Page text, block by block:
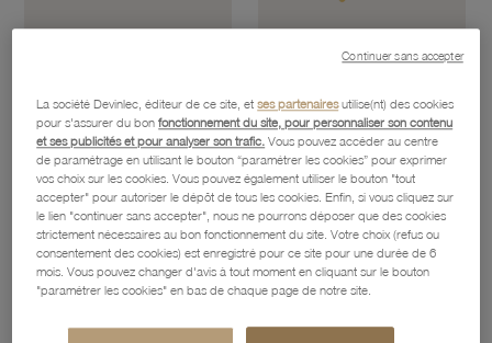
360,40 € 244,50 €
favorite_borderAjouter à vos favoris favorite_borderAjouter
La société Devinlec, éditeur de ce site, etses partenairesutilise(nt) des cookies
pour s'assurer du bonfonctionnement du site, pour personnaliser son contenu
et ses publicités et pour analyser son trafic. Vous pouvez accéder au centre
de paramétrage en utilisant le bouton “paramétrer les cookies” pour exprimer
vos choix sur les cookies. Vous pouvez également utiliser le bouton "tout
accepter" pour autoriser le dépôt de tous les cookies. Enfin, si vous cliquez sur
le lien "continuer sans accepter", nous ne pourrons déposer que des cookies
strictement nécessaires au bon fonctionnement du site. Votre choix (refus ou
consentement des cookies) est enregistré pour ce site pour une durée de 6
mois. Vous pouvez changer d'avis à tout moment en cliquant sur le bouton
"paramétrer les cookies" en bas de chaque page de notre site.
Continuer sans accepter